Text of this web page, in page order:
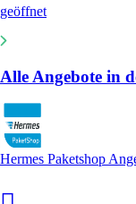
geöffnet
Alle Angebote in
Hermes Paketshop